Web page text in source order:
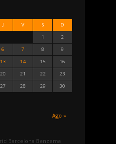
J V S D
Ago »
1
2
6 7 8
9
13 14 15
16
20 21 22
23
27 28 29
30
Barcelona Benzema